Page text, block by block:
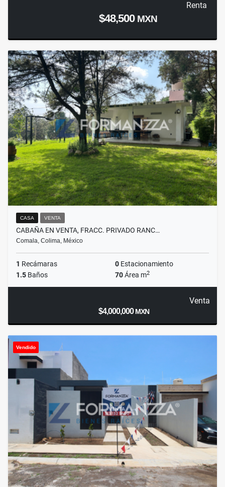
Renta
$48,500 MXN
CASA VENTA
CABAÑA EN VENTA, FRACC. PRIVADO RANC…
Comala, Colima, México
1 Recámaras 0 Estacionamiento
1.5 Baños 70Área m2
Venta
$4,000,000MXN
Vendido